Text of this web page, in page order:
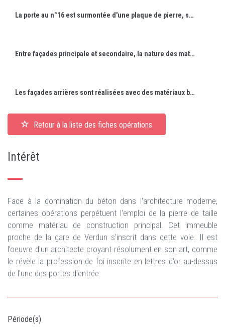
La porte au n°16 est surmontée d'une plaque de pierre, sur laquelle est gravée en lettres d'or la profession de foi de l'architecte.
Entre façades principale et secondaire, la nature des matériaux change radicalement.
Les façades arrières sont réalisées avec des matériaux bon marché, néanmoins posés avec soin.
Retour à la liste des fiches opérations
Intérêt
Face à la domination du béton dans l'architecture moderne,
certaines opérations perpétuent l'emploi de la pierre de taille
comme matériau de construction principal. Cet immeuble
proche de la gare de Verdun s'inscrit dans cette voie. Il est
l'oeuvre d'un architecte croyant résolument en son art, comme
le révèle la profession de foi inscrite en lettres d'or au-dessus
de l'une des portes d'entrée.
Période(s)